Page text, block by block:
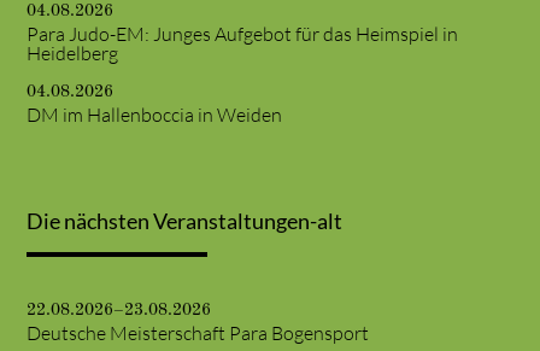
04.08.2026
Para Judo-EM: Junges Aufgebot für das Heimspiel in
Heidelberg
04.08.2026
DM im Hallenboccia in Weiden
Die nächsten Veranstaltungen-alt
22.08.2026–23.08.2026
Deutsche Meisterschaft Para Bogensport